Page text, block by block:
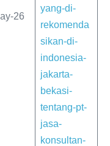
26
yang-di-
rekomenda
sikan-di-
indonesia-
jakarta-
bekasi-
tentang-pt-
jasa-
konsultan-